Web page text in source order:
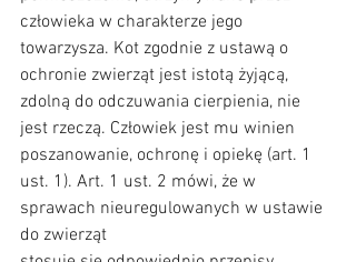
człowieka w charakterze jego
towarzysza. Kot zgodnie z ustawą o
ochronie zwierząt jest istotą żyjącą,
zdolną do odczuwania cierpienia, nie
jest rzeczą. Człowiek jest mu winien
poszanowanie, ochronę i opiekę (art. 1
ust. 1). Art. 1 ust. 2 mówi, że w
sprawach nieuregulowanych w ustawie
do zwierząt